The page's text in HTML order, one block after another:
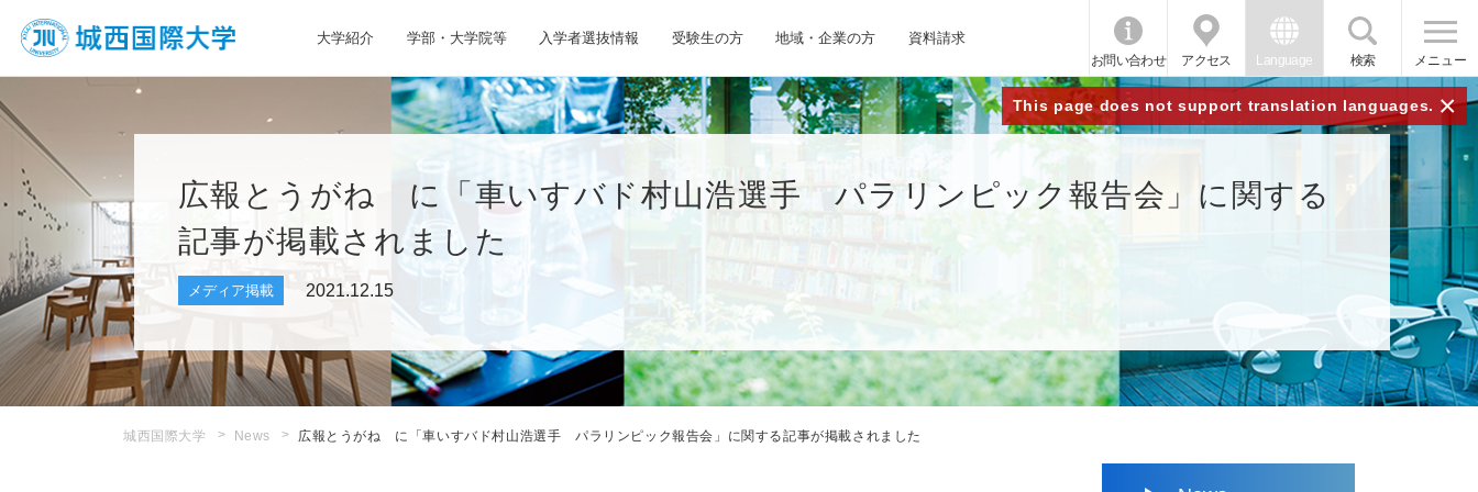
大学紹介 学部・大学院等 入学者選抜情報 受験生の方 地域・企業の方 資料請求
お問い合わせ アクセス Language 検索 メニュー
This page does not support translation languages. ×
広報とうがね に「車いすバド村山浩選手 パラリンピック報告会」に関する
記事が掲載されました
メディア掲載 2021.12.15
城西国際大学 News 広報とうがね に「車いすバド村山浩選手 パラリンピック報告会」に関する記事が掲載されました